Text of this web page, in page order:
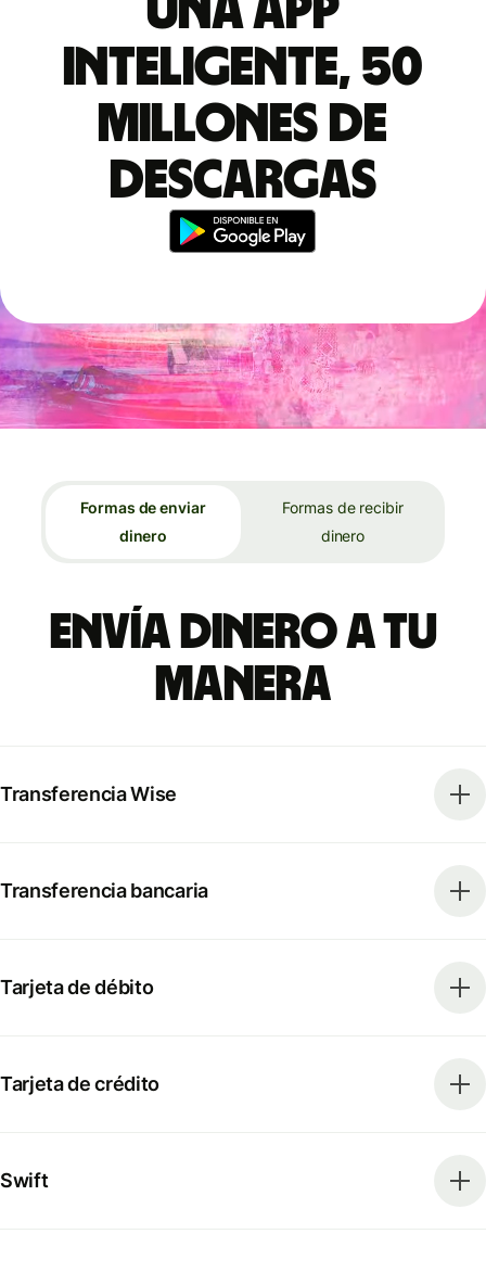
Una app
inteligente, 50
millones de
descargas
Formas de enviar
dinero
Formas de recibir
dinero
Envía dinero a tu
manera
Transferencia Wise
Transferencia bancaria
Tarjeta de débito
Tarjeta de crédito
Swift